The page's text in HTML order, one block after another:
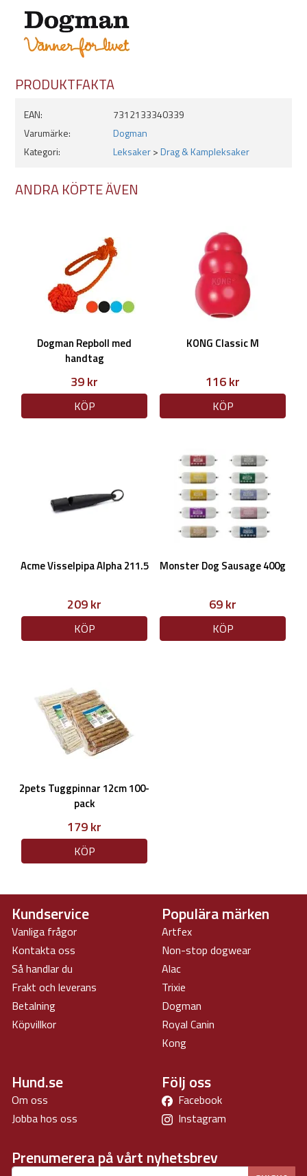
Mått:
- Längd: 14,5cm
- Bredd: 3,8cm
Tålig
Säljs styckevis
- Turkos
- Svart
PRODUKTFAKTA
EAN:
7312133340339
Varumärke:
Dogman
Kategori:
Leksaker>Drag & Kampleksaker
ANDRA KÖPTE ÄVEN
Dogman Repboll med
handtag
39 kr
KÖP
KONG Classic M
116 kr
KÖP
Acme Visselpipa Alpha 211.5
209 kr
KÖP
Monster Dog Sausage 400g
69 kr
KÖP
2pets Tuggpinnar 12cm 100-
pack
179 kr
KÖP
Kundservice
Vanliga frågor
Kontakta oss
Så handlar du
Frakt och leverans
Betalning
Köpvillkor
Populära märken
Artfex
Non-stop dogwear
Alac
Trixie
Dogman
Royal Canin
Kong
Hund.se
Om oss
Jobba hos oss
Följ oss
Facebook
Instagram
Prenumerera på vårt nyhetsbrev